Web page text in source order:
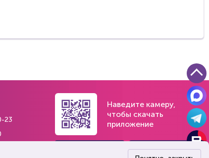
23
Наведите камеру,
чтобы скачать
приложение